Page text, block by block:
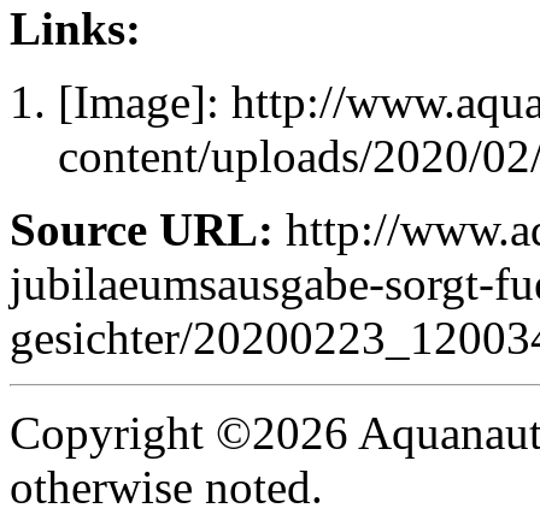
Links:
[Image]: http://
content/uploads/2020/
Source URL: http://
jubilaeumsausgabe-sorgt-
gesichter/
Copyright ©2026
otherwise noted.